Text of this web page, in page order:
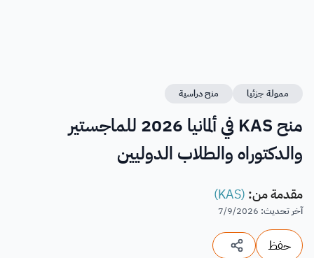
ممولة جزئيا منح دراسية
منح KAS في ألمانيا 2026 للماجستير
والدكتوراه والطلاب الدوليين
مقدمة من:
(KAS)
آخر تحديث:
7/9/2026
حفظ